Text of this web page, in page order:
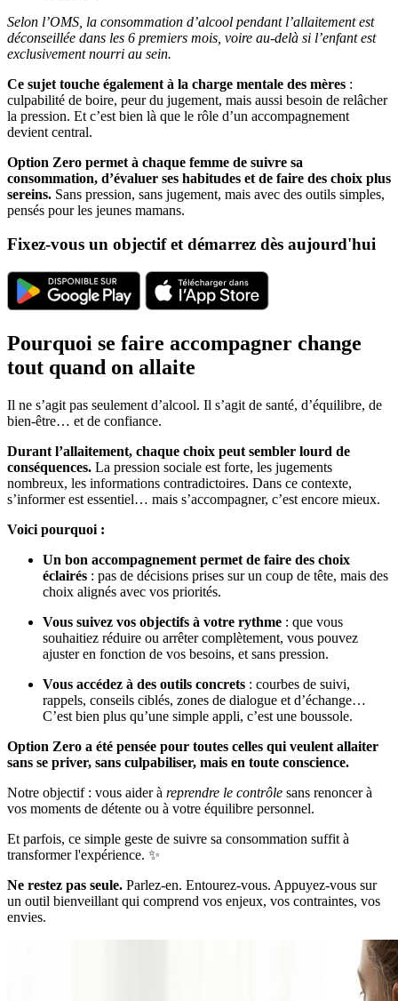
Selon l’OMS, la consommation d’alcool pendant l’allaitement est
déconseillée dans les 6 premiers mois, voire au-delà si l’enfant est
exclusivement nourri au sein.
Ce sujet touche également à la charge mentale des mères :
culpabilité de boire, peur du jugement, mais aussi besoin de relâcher
la pression. Et c’est bien là que le rôle d’un accompagnement
devient central.
Option Zero permet à chaque femme de suivre sa
consommation, d’évaluer ses habitudes et de faire des choix plus
sereins. Sans pression, sans jugement, mais avec des outils simples,
pensés pour les jeunes mamans.
Fixez-vous un objectif et démarrez dès aujourd'hui
Pourquoi se faire accompagner change
tout quand on allaite
Il ne s’agit pas seulement d’alcool. Il s’agit de santé, d’équilibre, de
bien-être… et de confiance.
Durant l’allaitement, chaque choix peut sembler lourd de
conséquences. La pression sociale est forte, les jugements
nombreux, les informations contradictoires. Dans ce contexte,
s’informer est essentiel… mais s’accompagner, c’est encore mieux.
Voici pourquoi :
Un bon accompagnement permet de faire des choix
éclairés : pas de décisions prises sur un coup de tête, mais des
choix alignés avec vos priorités.
Vous suivez vos objectifs à votre rythme : que vous
souhaitiez réduire ou arrêter complètement, vous pouvez
ajuster en fonction de vos besoins, et sans pression.
Vous accédez à des outils concrets : courbes de suivi,
rappels, conseils ciblés, zones de dialogue et d’échange…
C’est bien plus qu’une simple appli, c’est une boussole.
Option Zero a été pensée pour toutes celles qui veulent allaiter
sans se priver, sans culpabiliser, mais en toute conscience.
Notre objectif : vous aider à reprendre le contrôle sans renoncer à
vos moments de détente ou à votre équilibre personnel.
Et parfois, ce simple geste de suivre sa consommation suffit à
transformer l'expérience. ✨
Ne restez pas seule. Parlez-en. Entourez-vous. Appuyez-vous sur
un outil bienveillant qui comprend vos enjeux, vos contraintes, vos
envies.